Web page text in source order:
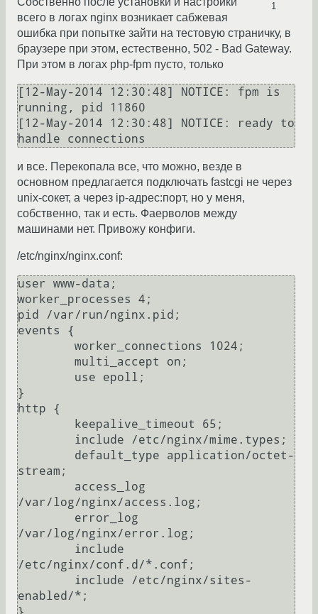
1
всего в логах nginx возникает сабжевая
ошибка при попытке зайти на тестовую страничку, в
браузере при этом, естественно, 502 - Bad Gateway.
При этом в логах php-fpm пусто, только
[12-May-2014 12:30:48] NOTICE: fpm is
running, pid 11860
[12-May-2014 12:30:48] NOTICE: ready to
и все. Перекопала все, что можно, везде в
основном предлагается подключать fastcgi не через
unix-сокет, а через ip-адрес:порт, но у меня,
собственно, так и есть. Фаерволов между
машинами нет. Привожу конфиги.
/etc/nginx/nginx.conf:
user www-data;
worker_processes 4;
pid /var/run/nginx.pid;
events {
}
http {
stream;
/var/log/nginx/access.log;
/var/log/nginx/error.log;
/etc/nginx/conf.d/*.conf;
enabled/*;